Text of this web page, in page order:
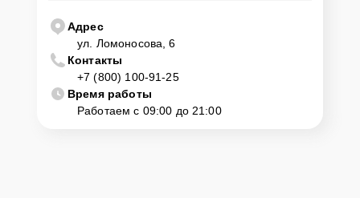
Адрес
ул. Ломоносова, 6
Контакты
+7 (800) 100-91-25
Время работы
Работаем с 09:00 до 21:00